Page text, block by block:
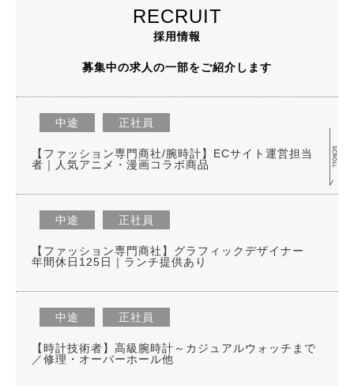
RECRUIT
採用情報
募集中の求人の一部をご紹介します
中途 正社員
【ファッション専門商社/腕時計】ECサイト運営担当
者｜人気アニメ・漫画コラボ商品
中途 正社員
【ファッション専門商社】グラフィックデザイナー
年間休日125日｜ランチ提供あり
中途 正社員
【時計技術者】高級腕時計～カジュアルウォッチまで
／修理・オーバーホール他